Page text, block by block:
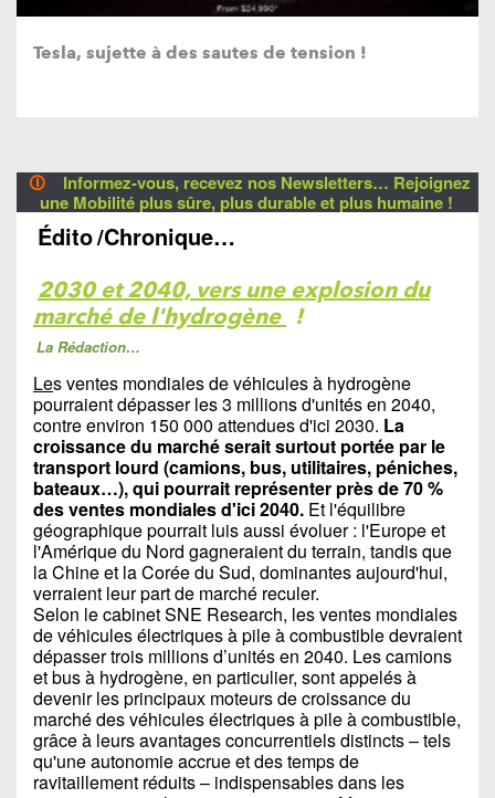
Tesla, sujette à des sautes de tension !
🛈
Informez-vous, recevez nos Newsletters… Rejoignez
une Mobilité plus sûre, plus durable et plus humaine !
Édito/Chronique…
2030 et 2040, vers une explosion du
marché de l'hydrogène !
La Rédaction…
Les ventes mondiales de véhicules à hydrogène
pourraient dépasser les 3 millions d'unités en 2040,
contre environ 150 000 attendues d'ici 2030. La
croissance du marché serait surtout portée par le
transport lourd (camions, bus, utilitaires, péniches,
bateaux…), qui pourrait représenter près de 70 %
des ventes mondiales d'ici 2040. Et l'équilibre
géographique pourrait luis aussi évoluer : l'Europe et
l'Amérique du Nord gagneraient du terrain, tandis que
la Chine et la Corée du Sud, dominantes aujourd'hui,
verraient leur part de marché reculer.
Selon le cabinet SNE Research, les ventes mondiales
de véhicules électriques à pile à combustible devraient
dépasser trois millions d’unités en 2040. Les camions
et bus à hydrogène, en particulier, sont appelés à
devenir les principaux moteurs de croissance du
marché des véhicules électriques à pile à combustible,
grâce à leurs avantages concurrentiels distincts – tels
qu'une autonomie accrue et des temps de
ravitaillement réduits – indispensables dans les